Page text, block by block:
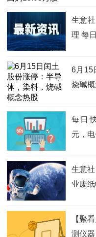
生意
理 每
6月15
烧碱
每日
元，
生意
业废
【聚
测仪